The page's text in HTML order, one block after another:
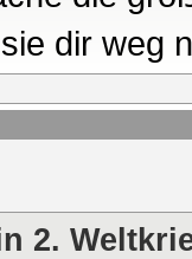
dir weg
2.